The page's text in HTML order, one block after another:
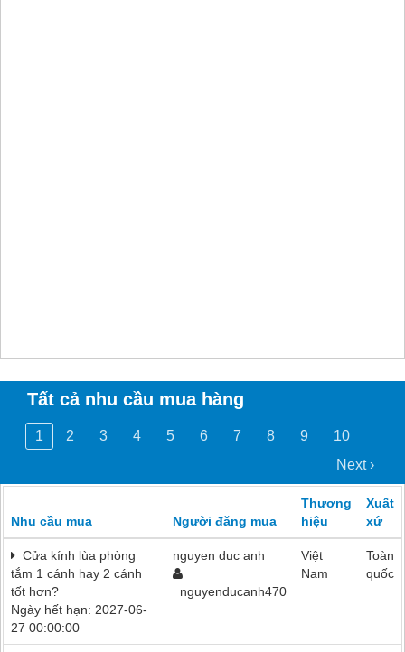
Tất cả nhu cầu mua hàng
1 2 3 4 5 6 7 8 9
10
Next ›
Nhu cầu mua Người đăng mua
Thương
hiệu
Xuất
xứ
Cửa kính lùa phòng
tắm 1 cánh hay 2 cánh
tốt hơn?
Ngày hết hạn: 2027-06-
27 00:00:00
nguyen duc anh
nguyenducanh470
Việt
Nam
Toàn
quốc